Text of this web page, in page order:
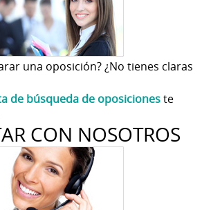
una oposición? ¿No tienes claras
de búsqueda de oposicioneste
CON NOSOTROS